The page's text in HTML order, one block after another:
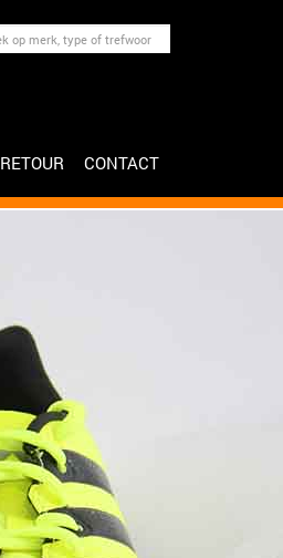
CONTACT